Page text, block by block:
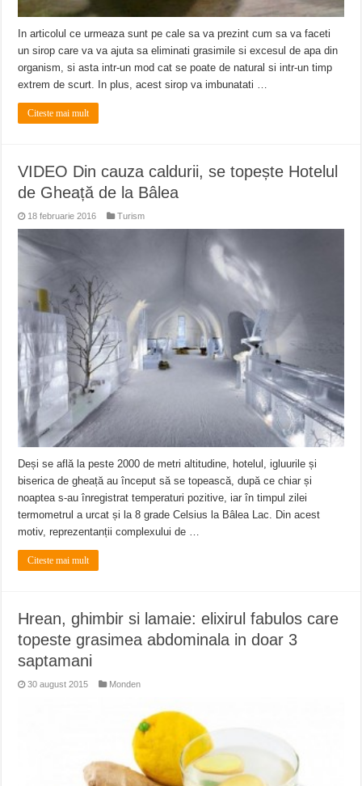
In articolul ce urmeaza sunt pe cale sa va prezint cum sa va faceti
un sirop care va va ajuta sa eliminati grasimile si excesul de apa din
organism, si asta intr-un mod cat se poate de natural si intr-un timp
extrem de scurt. In plus, acest sirop va imbunatati …
Citeste mai mult
VIDEO Din cauza caldurii, se topește Hotelul
de Gheață de la Bâlea
18 februarie 2016 Turism
Deși se află la peste 2000 de metri altitudine, hotelul, igluurile și
biserica de gheață au început să se topească, după ce chiar și
noaptea s-au înregistrat temperaturi pozitive, iar în timpul zilei
termometrul a urcat și la 8 grade Celsius la Bâlea Lac. Din acest
motiv, reprezentanții complexului de …
Citeste mai mult
Hrean, ghimbir si lamaie: elixirul fabulos care
topeste grasimea abdominala in doar 3
saptamani
30 august 2015 Monden